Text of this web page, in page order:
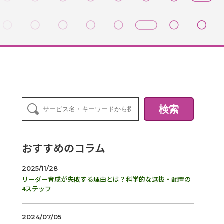
検索
おすすめのコラム
2025/11/28
リーダー育成が失敗する理由とは？科学的な選抜・配置の
4ステップ
2024/07/05